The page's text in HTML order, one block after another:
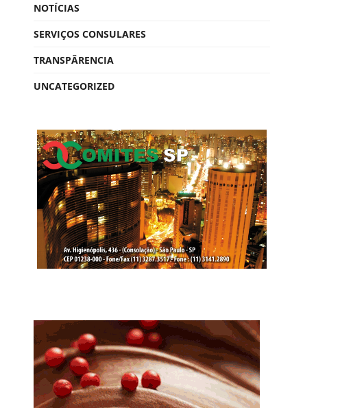
NOTÍCIAS
SERVIÇOS CONSULARES
TRANSPÂRENCIA
UNCATEGORIZED